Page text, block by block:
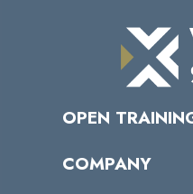
OPEN
受講者の声
COMPANY